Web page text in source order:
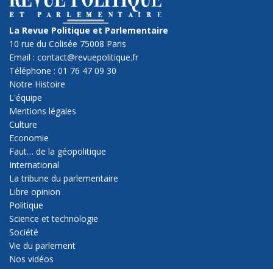
La Revue Politique et Parlementaire
10 rue du Colisée 75008 Paris
Email : contact@revuepolitique.fr
Téléphone : 01 76 47 09 30
Notre Histoire
L'équipe
Mentions légales
Culture
Economie
Faut… de la géopolitique
International
La tribune du parlementaire
Libre opinion
Politique
Science et technologie
Société
Vie du parlement
Nos vidéos